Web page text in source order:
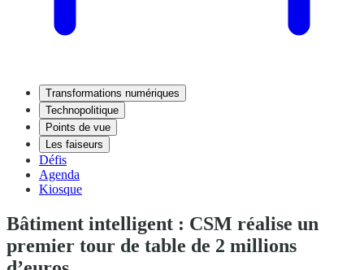
Transformations numériques
Technopolitique
Points de vue
Les faiseurs
Défis
Agenda
Kiosque
Bâtiment intelligent : CSM réalise un
premier tour de table de 2 millions